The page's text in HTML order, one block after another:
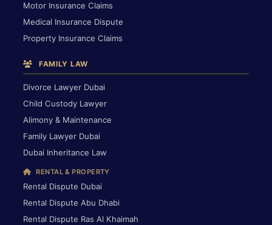
Motor Insurance Claims
Medical Insurance Dispute
Property Insurance Claims
FAMILY LAW
Divorce Lawyer Dubai
Child Custody Lawyer
Alimony & Maintenance
Family Lawyer Dubai
Dubai Inheritance Law
RENTAL & PROPERTY
Rental Dispute Dubai
Rental Dispute Abu Dhabi
Rental Dispute Ras Al Khaimah